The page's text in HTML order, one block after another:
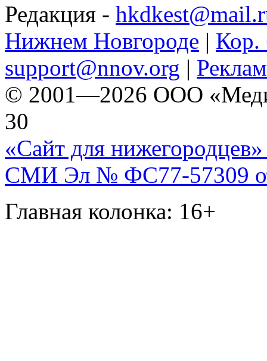
Редакция -
Нижнем Новгороде | Кор.
support@nnov.org |
© 2001—2026 ООО
30
«Сайт для нижегородцев»
СМИ Эл № ФС77-57309
Главная колонка: 16+